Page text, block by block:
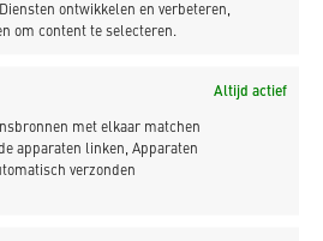
ontwikkelen en verbeteren,
om content te selecteren.
Altijd actief
met elkaar matchen
apparaten linken, Apparaten
verzonden